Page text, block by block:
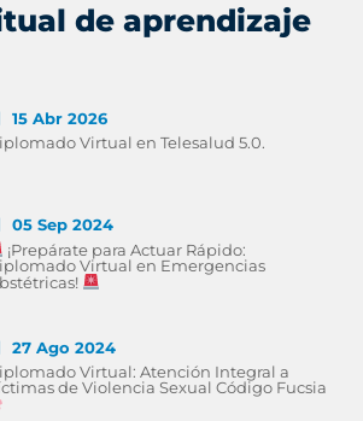
de aprendizaje
15 Abr 2026
Virtual en Telesalud 5.0.
05 Sep 2024
¡Prepárate para Actuar Rápido:
Virtual en Emergencias
27 Ago 2024
Virtual: Atención Integral a
de Violencia Sexual Código Fucsia